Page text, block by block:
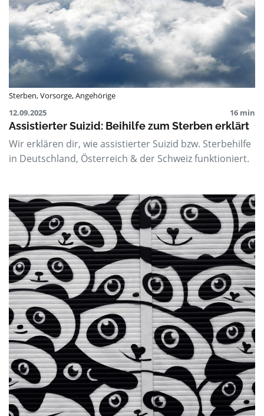
Sterben,Vorsorge,Angehörige
12.09.2025
16 min
Assistierter Suizid: Beihilfe zum Sterben erklärt
Wir erklären dir, wie assistierter Suizid bzw. Sterbehilfe
in Deutschland, Österreich & der Schweiz funktioniert.